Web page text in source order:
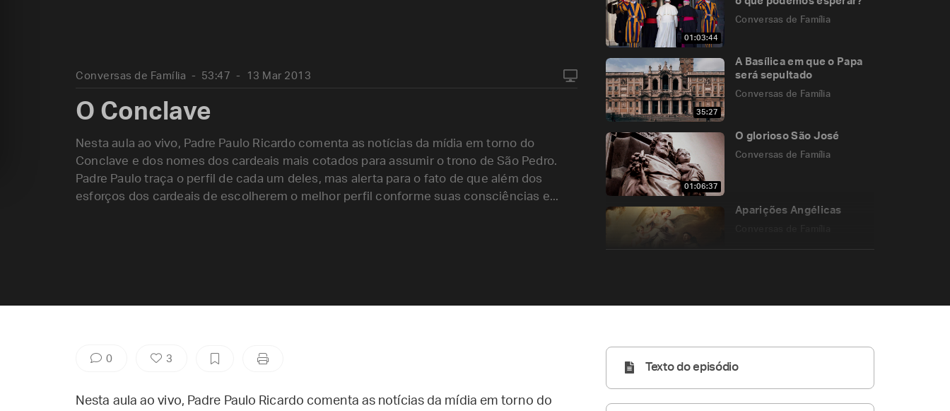
01:03:44
Conversas de Família
35:27
A Basílica em que o Papa
será sepultado
Conversas de Família
01:06:37
O glorioso São José
Conversas de Família
Aparições Angélicas
Conversas de Família 53:47 13 Mar 2013
O Conclave
Nesta aula ao vivo, Padre Paulo Ricardo comenta as notícias da mídia em torno do
Conclave e dos nomes dos cardeais mais cotados para assumir o trono de São Pedro.
Padre Paulo traça o perfil de cada um deles, mas alerta para o fato de que além dos
esforços dos cardeais de escolherem o melhor perfil conforme suas consciências e...
0 3
Nesta aula ao vivo, Padre Paulo Ricardo comenta as notícias da mídia em torno do
Texto do episódio